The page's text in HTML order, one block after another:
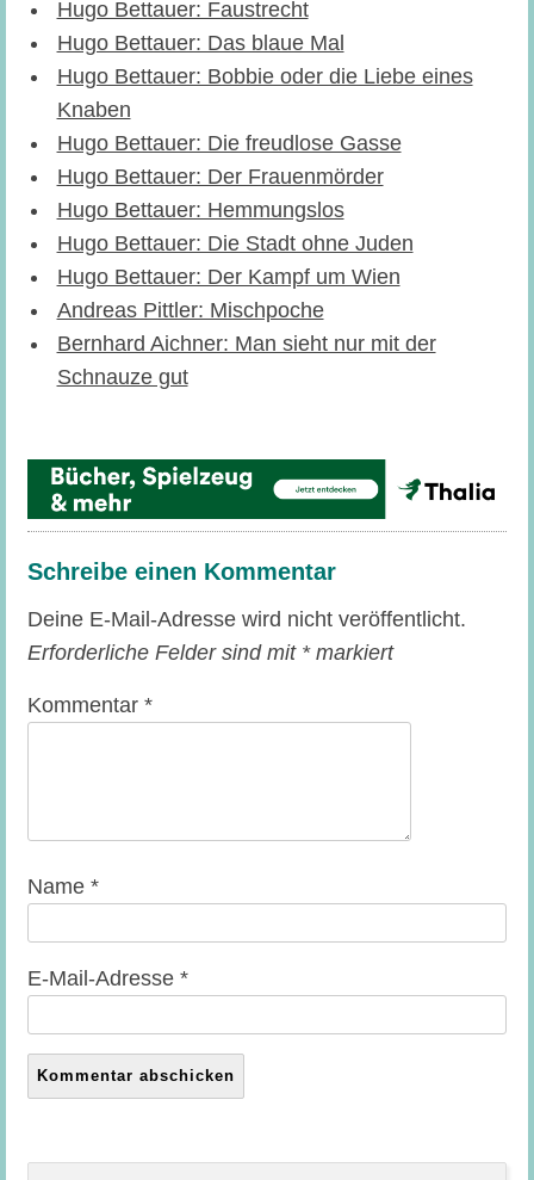
Hugo Bettauer: Faustrecht
Hugo Bettauer: Das blaue Mal
Hugo Bettauer: Bobbie oder die Liebe eines
Knaben
Hugo Bettauer: Die freudlose Gasse
Hugo Bettauer: Der Frauenmörder
Hugo Bettauer: Hemmungslos
Hugo Bettauer: Die Stadt ohne Juden
Hugo Bettauer: Der Kampf um Wien
Andreas Pittler: Mischpoche
Bernhard Aichner: Man sieht nur mit der
Schnauze gut
Schreibe einen Kommentar
Deine E-Mail-Adresse wird nicht veröffentlicht.
Erforderliche Felder sind mit *markiert
Kommentar *
Name *
E-Mail-Adresse *